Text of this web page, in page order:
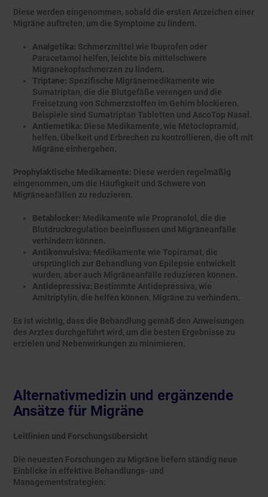
Diese werden eingenommen, sobald die ersten Anzeichen einer
Migräne auftreten, um die Symptome zu lindern.
Analgetika: Schmerzmittel wie Ibuprofen oder
Paracetamol helfen, leichte bis mittelschwere
Migränekopfschmerzen zu lindern.
Triptane: Spezifische Migränemedikamente wie
Sumatriptan, die die Blutgefäße verengen und die
Freisetzung von Schmerzstoffen im Gehirn blockieren.
Beispiele sind Sumatriptan Tabletten und AscoTop Nasal.
Antiemetika: Diese Medikamente, wie Metoclopramid,
helfen, Übelkeit und Erbrechen zu kontrollieren, die oft mit
Migräne einhergehen.
Prophylaktische Medikamente: Diese werden regelmäßig
eingenommen, um die Häufigkeit und Schwere von
Migräneanfällen zu reduzieren.
Betablocker: Medikamente wie Propranolol, die die
Blutdruckregulation beeinflussen und Migräneanfälle
verhindern können.
Antikonvulsiva: Medikamente wie Topiramat, die
ursprünglich zur Behandlung von Epilepsie entwickelt
wurden, aber auch Migräneanfälle reduzieren können.
Antidepressiva: Bestimmte Antidepressiva, wie
Amitriptylin, die helfen können, Migräne zu verhindern.
Es ist wichtig, dass die Behandlung gemäß den Anweisungen
des Arztes durchgeführt wird, um die besten Ergebnisse zu
erzielen und Nebenwirkungen zu minimieren.
Alternativmedizin und ergänzende
Ansätze für Migräne
Leitlinien und Forschungsübersicht
Die neuesten Forschungen zu Migräne liefern ständig neue
Einblicke in effektive Behandlungs- und
Managementstrategien: